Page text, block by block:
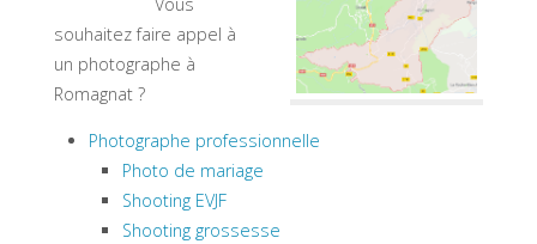
souhaitez faire appel à
un photographe à
Romagnat ?
Photographe professionnelle
Photo de mariage
Shooting EVJF
Shooting grossesse